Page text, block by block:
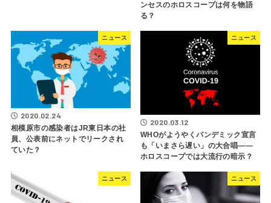
ンセスのホロスコープは何を物語
る？
ニュース
2020.02.24
相模原市の感染者はJR東日本の社
員、公表前にネットでリークされ
ていた？
ニュース
2020.03.12
WHOがようやくパンデミック宣言
も「いまさら遅い」の大合唱――
ホロスコープでは大流行の暗示？
ニュース ニュース